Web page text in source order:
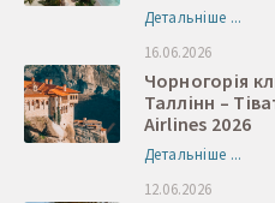
Детальніше ...
16.06.2026
Чорногорія
Таллінн –
Airlines 2026
Детальніше ...
12.06.2026